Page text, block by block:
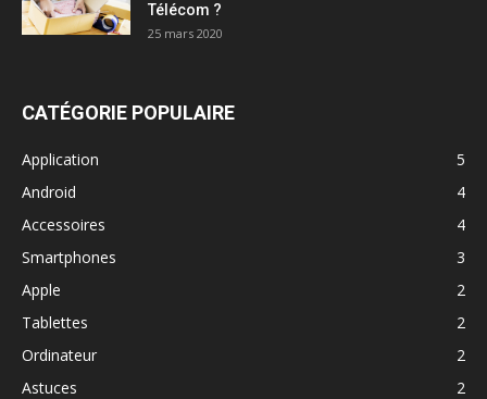
Télécom ?
25 mars 2020
CATÉGORIE POPULAIRE
Application
5
Android
4
Accessoires
4
Smartphones
3
Apple
2
Tablettes
2
Ordinateur
2
Astuces
2